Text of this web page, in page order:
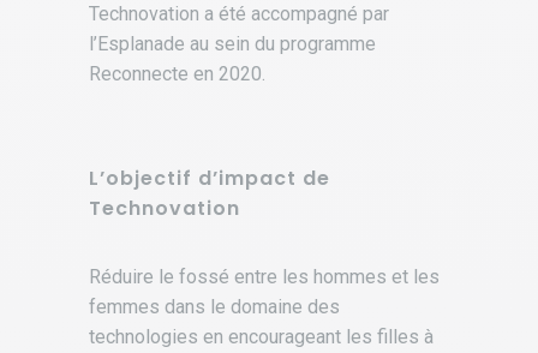
Technovation a été accompagné par
l’Esplanade au sein du programme
Reconnecte en 2020.
L’objectif d’impact de
Technovation
Réduire le fossé entre les hommes et les
femmes dans le domaine des
technologies en encourageant les filles à